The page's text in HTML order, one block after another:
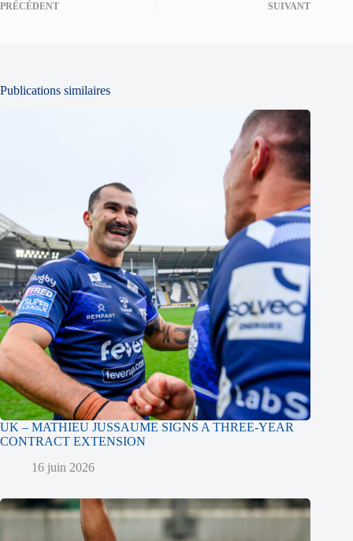
PRÉCÉDENT SUIVANT
Publications similaires
UK – MATHIEU JUSSAUME SIGNS A THREE-YEAR
CONTRACT EXTENSION
16 juin 2026